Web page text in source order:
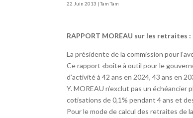
22 Juin 2013 |Tam Tam
RAPPORT MOREAU sur les
La présidente de la commission pour
Ce rapport «boîte à outil pour le
d’activité à 42 ans en 2024, 43 ans en
Y. MOREAU n’exclut pas un
cotisations de 0,1% pendant 4 ans et
Pour le mode de calcul des retraites de